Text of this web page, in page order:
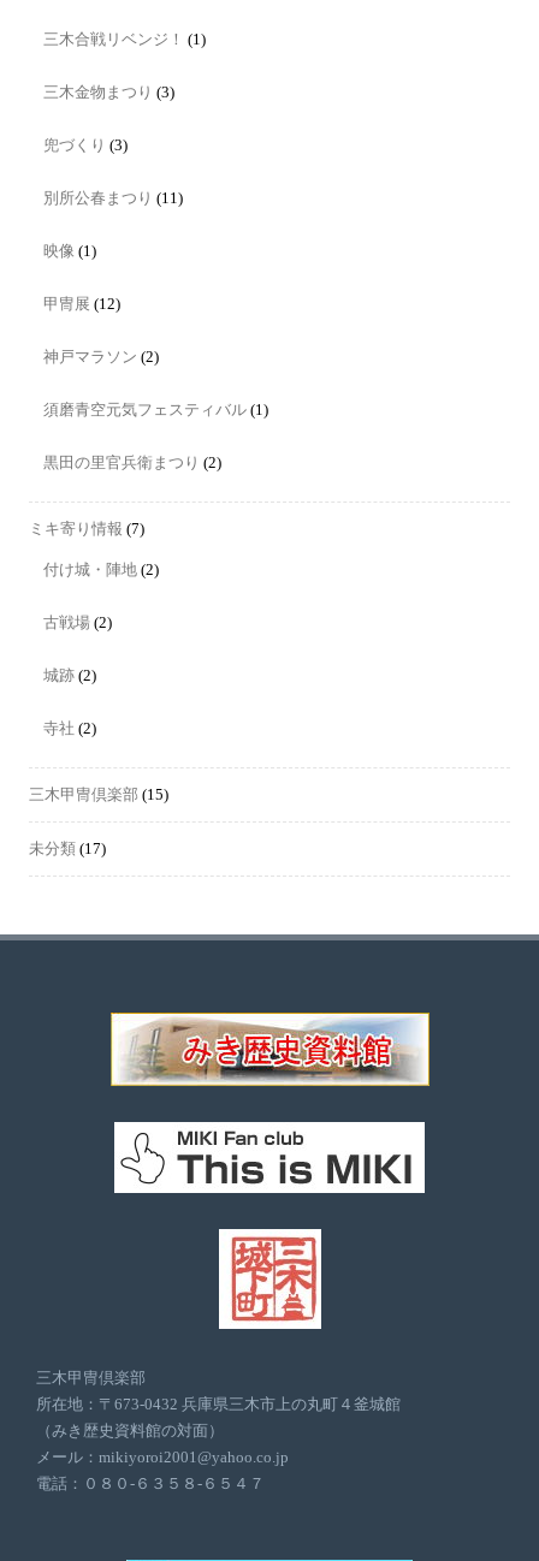
三木合戦リベンジ！ (1)
三木金物まつり (3)
兜づくり (3)
別所公春まつり (11)
映像 (1)
甲冑展 (12)
神戸マラソン (2)
須磨青空元気フェスティバル (1)
黒田の里官兵衛まつり (2)
ミキ寄り情報 (7)
付け城・陣地 (2)
古戦場 (2)
城跡 (2)
寺社 (2)
三木甲冑倶楽部 (15)
未分類 (17)
三木甲冑倶楽部
所在地：〒673-0432 兵庫県三木市上の丸町４釜城館
（みき歴史資料館の対面）
メール：mikiyoroi2001@yahoo.co.jp
電話：０８０-６３５８-６５４７